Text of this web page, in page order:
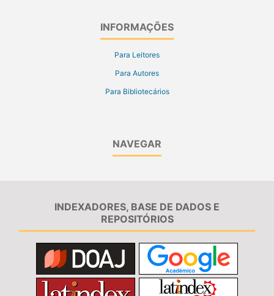
INFORMAÇÕES
Para Leitores
Para Autores
Para Bibliotecários
NAVEGAR
INDEXADORES, BASE DE DADOS E
REPOSITÓRIOS